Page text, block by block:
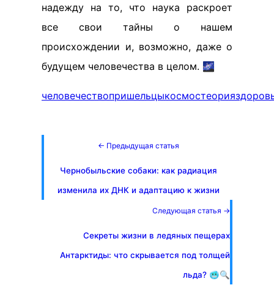
надежду на то, что наука раскроет
все свои тайны о нашем
происхождении и, возможно, даже о
будущем человечества в целом. 🌌
человечествопришельцыкосмостеория
← Предыдущая статья
Чернобыльские собаки: как радиация
изменила их ДНК и адаптацию к жизни
Следующая статья →
Секреты жизни в ледяных пещерах
Антарктиды: что скрывается под толщей
льда? 🥶🔍